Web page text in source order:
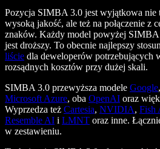
Pozycja SIMBA 3.0 jest wyjątkowa nie
wysoką jakość, ale też na połączenie z
znaków. Każdy model powyżej
jest droższy. To obecnie najlepszy
liście dla deweloperów potrzebujących
rozsądnych kosztów przy dużej skali.
SIMBA 3.0 przewyższa modele Google
Microsoft Azure, oba OpenAI oraz
Wyprzedza też Cartesia, NVIDIA, Fish
Resemble AI i LMNT oraz inne.
w zestawieniu.